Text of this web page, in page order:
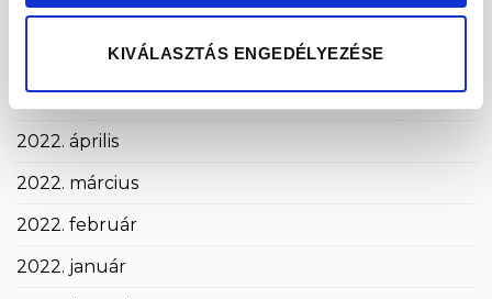
KIVÁLASZTÁS ENGEDÉLYEZÉSE
2022. július
2022. június
2022. április
2022. március
2022. február
2022. január